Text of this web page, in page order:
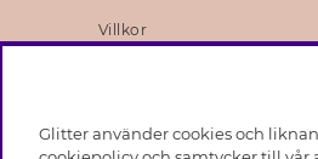
Villkor
Medlemsvillkor
Glitter använder cookies och